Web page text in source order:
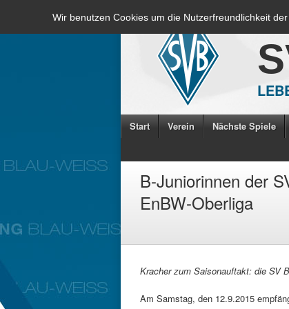
Wir benutzen Cookies um die Nutzerfreundlichkeit
Start Verein Nächste Spiele
B-Juniorinnen der
EnBW-Oberliga
Kracher zum Saisonauftakt: die SV
Am Samstag, den 12.9.2015